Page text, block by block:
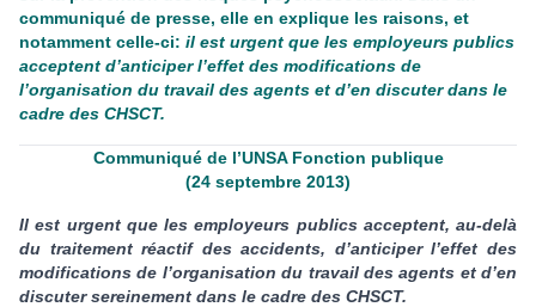
communiqué de presse, elle en explique les raisons, et
notamment celle-ci: il est urgent que les employeurs publics
acceptent d’anticiper l’effet des modifications de
l’organisation du travail des agents et d’en discuter dans le
cadre des CHSCT.
Communiqué de l’UNSA Fonction publique
(24 septembre 2013)
Il est urgent que les employeurs publics acceptent, au-delà
du traitement réactif des accidents, d’anticiper l’effet des
modifications de l’organisation du travail des agents et d’en
discuter sereinement dans le cadre des CHSCT.